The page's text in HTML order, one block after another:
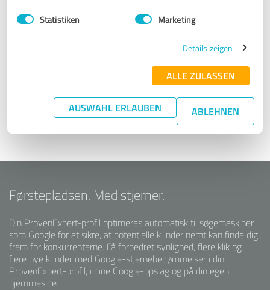
Statistiken Marketing
Details zeigen
ALLE ZULASSEN
AUSWAHL ERLAUBEN ABLEHNEN
Førstepladsen. Med stjerner.
Din ProvenExpert-profil optimeres automatisk til søgemaskiner
som Google for at sikre, at potentielle kunder nemt kan finde dig
frem for konkurrenterne. Få forbedret synlighed, flere klik og
flere nye kunder med Google-stjernebedømmelser i din
ProvenExpert-profil, i dine Google-opslag og på din egen
hjemmeside.